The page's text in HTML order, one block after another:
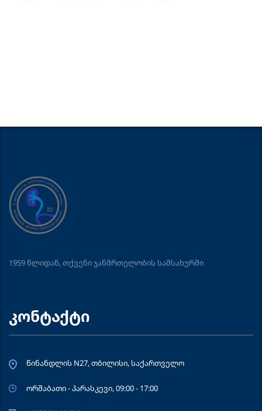
1959 წლიდან, თქვენი ჯანმრთელობის სამსახურში
კონტაქტი
წინანდლის N27, თბილისი, საქართველო
ორშაბათი - პარასკევი, 09:00 - 17:00